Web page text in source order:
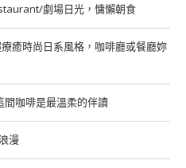
劇場日光，慵懶朝食
癒時尚日系風格，咖啡廳或餐廳妳
咖啡是最溫柔的伴讀
漫